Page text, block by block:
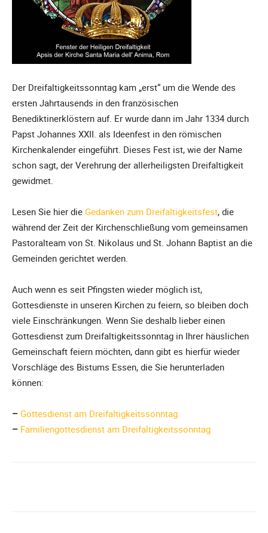
Der Dreifaltigkeitssonntag kam „erst“ um die Wende des
ersten Jahrtausends in den französischen
Benediktinerklöstern auf. Er wurde dann im Jahr 1334 durch
Papst Johannes XXII. als Ideenfest in den römischen
Kirchenkalender eingeführt. Dieses Fest ist, wie der Name
schon sagt, der Verehrung der allerheiligsten Dreifaltigkeit
gewidmet.
Lesen Sie hier die Gedanken zum Dreifaltigkeitsfest, die
während der Zeit der Kirchenschließung vom gemeinsamen
Pastoralteam von St. Nikolaus und St. Johann Baptist an die
Gemeinden gerichtet werden.
Auch wenn es seit Pfingsten wieder möglich ist,
Gottesdienste in unseren Kirchen zu feiern, so bleiben doch
viele Einschränkungen. Wenn Sie deshalb lieber einen
Gottesdienst zum Dreifaltigkeitssonntag in Ihrer häuslichen
Gemeinschaft feiern möchten, dann gibt es hierfür wieder
Vorschläge des Bistums Essen, die Sie herunterladen
können:
– Gottesdienst am Dreifaltigkeitssonntag
– Familiengottesdienst am Dreifaltigkeitssonntag